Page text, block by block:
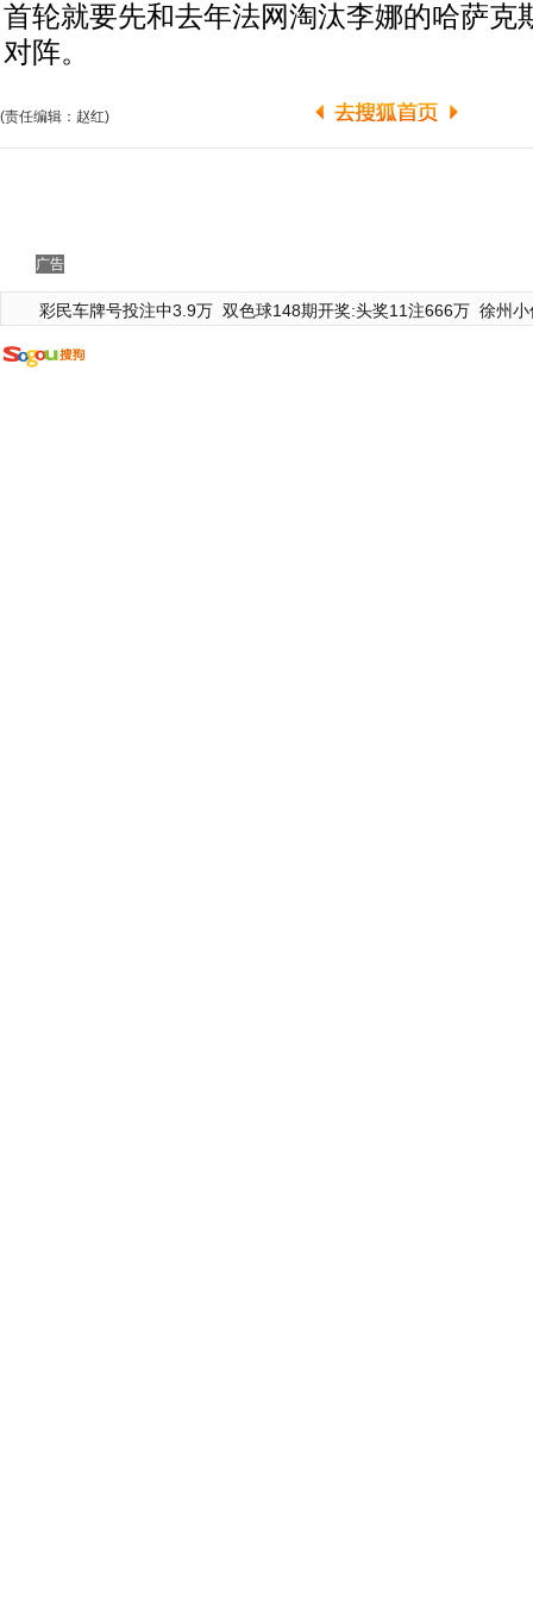
首轮就要先和去年法网淘汰李娜的哈萨克
对阵。
(责任编辑：赵红)
广告
彩民车牌号投注中3.9万 双色球148期开奖:头奖11注666万 徐州